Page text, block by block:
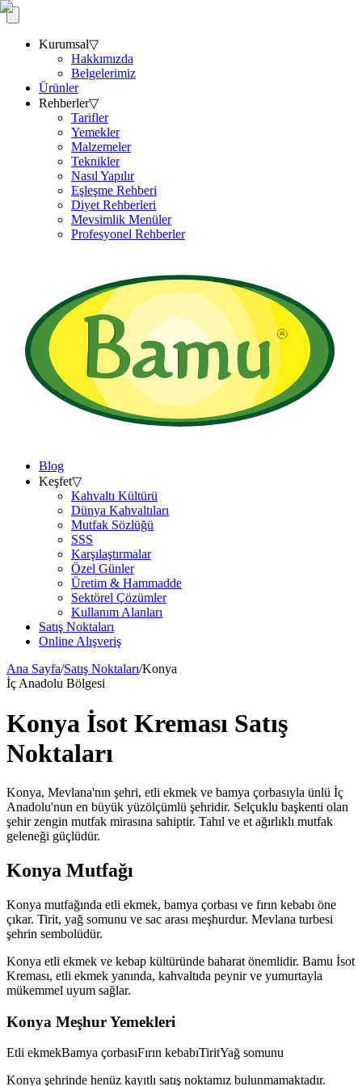
Kurumsal▽
Hakkımızda
Belgelerimiz
Ürünler
Rehberler▽
Tarifler
Yemekler
Malzemeler
Teknikler
Nasıl Yapılır
Eşleşme Rehberi
Diyet Rehberleri
Mevsimlik Menüler
Profesyonel Rehberler
Blog
Keşfet▽
Kahvaltı Kültürü
Dünya Kahvaltıları
Mutfak Sözlüğü
SSS
Karşılaştırmalar
Özel Günler
Üretim & Hammadde
Sektörel Çözümler
Kullanım Alanları
Satış Noktaları
Online Alışveriş
Ana Sayfa/Satış Noktaları/Konya
İç Anadolu Bölgesi
Konya İsot Kreması Satış
Noktaları
Konya, Mevlana'nın şehri, etli ekmek ve bamya çorbasıyla ünlü İç
Anadolu'nun en büyük yüzölçümlü şehridir. Selçuklu başkenti olan
şehir zengin mutfak mirasına sahiptir. Tahıl ve et ağırlıklı mutfak
geleneği güçlüdür.
Konya Mutfağı
Konya mutfağında etli ekmek, bamya çorbası ve fırın kebabı öne
çıkar. Tirit, yağ somunu ve sac arası meşhurdur. Mevlana turbesi
şehrin sembolüdür.
Konya etli ekmek ve kebap kültüründe baharat önemlidir. Bamu İsot
Kreması, etli ekmek yanında, kahvaltıda peynir ve yumurtayla
mükemmel uyum sağlar.
Konya Meşhur Yemekleri
Etli ekmekBamya çorbasıFırın kebabıTiritYağ somunu
Konya şehrinde henüz kayıtlı satış noktamız bulunmamaktadır.